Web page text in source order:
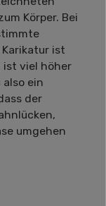
Körper. Bei
ist
ist viel höher
ein
der
umgehen